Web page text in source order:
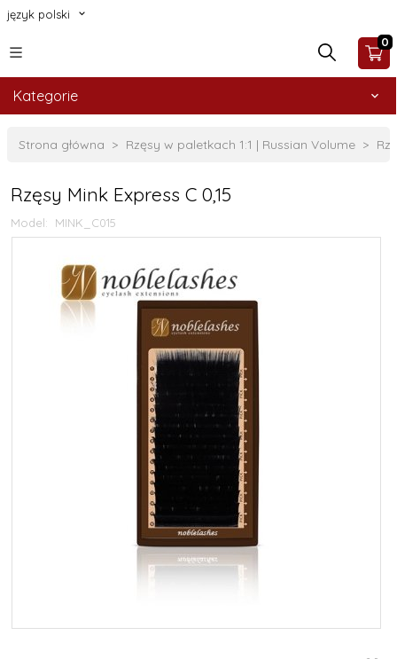
język polski
0
Kategorie
Strona główna Rzęsy w paletkach 1:1 | Russian Volume
Rzęsy Mink Express C 0,15
Model: MINK_C015